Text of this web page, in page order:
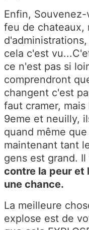
Enfin,
feu de chateaux,
cela c'est
ce n'est pas si
comprendront
changent c'est
faut cramer,
9eme et neuilly,
quand même
maintenant tant
gens est grand.
contre la peur et
une chance.
La meilleure
explose est de